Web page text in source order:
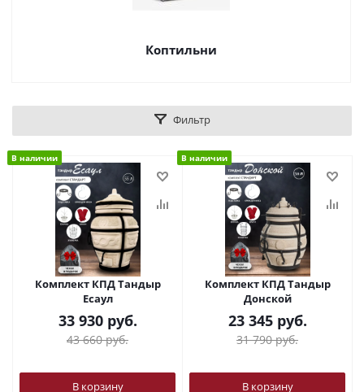
Коптильни
Фильтр
В наличии
Комплект КПД Тандыр
Есаул
33 930руб.
43 660руб.
В корзину
В наличии
Комплект КПД Тандыр
Донской
23 345руб.
31 790руб.
В корзину